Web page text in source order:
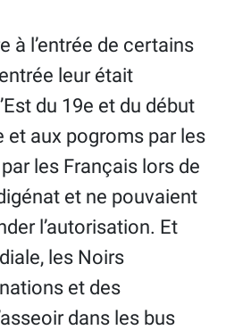
à l’entrée de certains
leur était
du 19e et du début
et aux pogroms par les
les Français lors de
et ne pouvaient
l’autorisation. Et
les Noirs
et des
dans les bus